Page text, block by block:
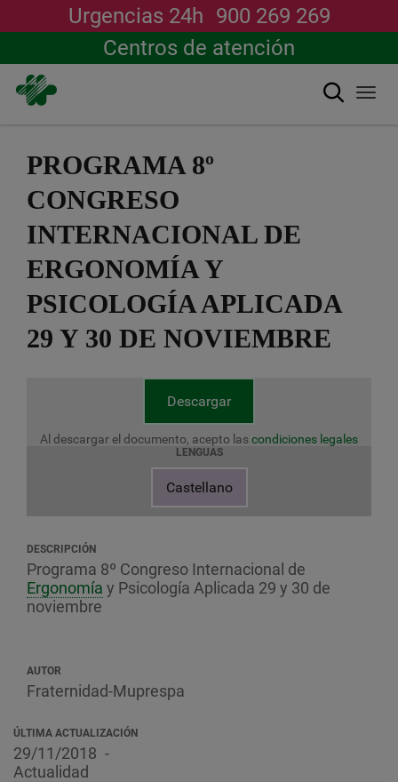
contenido
Urgencias 24h 900 269 269
Centros de atención
Buscar
PROGRAMA 8º
CONGRESO
INTERNACIONAL DE
ERGONOMÍA Y
PSICOLOGÍA APLICADA
29 Y 30 DE NOVIEMBRE
Descargar
Al descargar el documento, acepto lascondiciones legales
LENGUAS
Castellano
DESCRIPCIÓN
Programa 8º Congreso Internacional de
Ergonomía y Psicología Aplicada 29 y 30 de
noviembre
AUTOR
Fraternidad-Muprespa
ÚLTIMA ACTUALIZACIÓN
29/11/2018
Actualidad